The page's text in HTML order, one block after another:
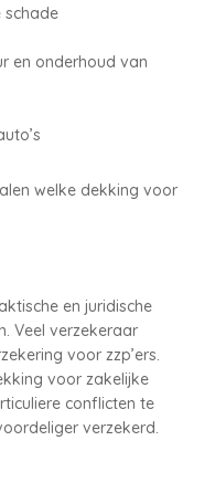
schade
en onderhoud van
welke dekking voor
en juridische
Veel verzekeraar
voor zzp’ers.
voor zakelijke
conflicten te
verzekerd.